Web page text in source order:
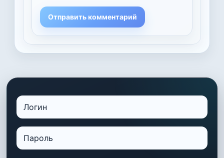
Отправить комментарий